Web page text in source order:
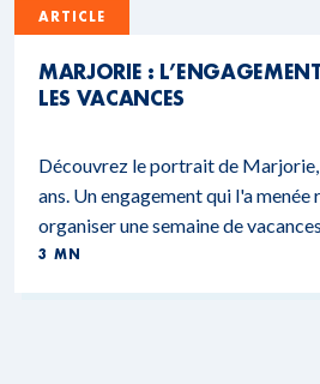
ARTICLE
MARJORIE :
LES VACANCES
Découvrez le portrait de
ans. Un engagement qui l'a menée
organiser une semaine de
3 MN